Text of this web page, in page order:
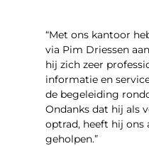
“Met ons kantoor
via Pim Driessen
hij zich zeer
informatie en
de begeleiding
Ondanks dat hij als
optrad, heeft hij ons
geholpen.”